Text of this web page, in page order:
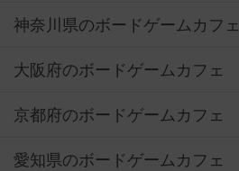
神奈川県のボードゲームカフェ
大阪府のボードゲームカフェ
京都府のボードゲームカフェ
愛知県のボードゲームカフェ